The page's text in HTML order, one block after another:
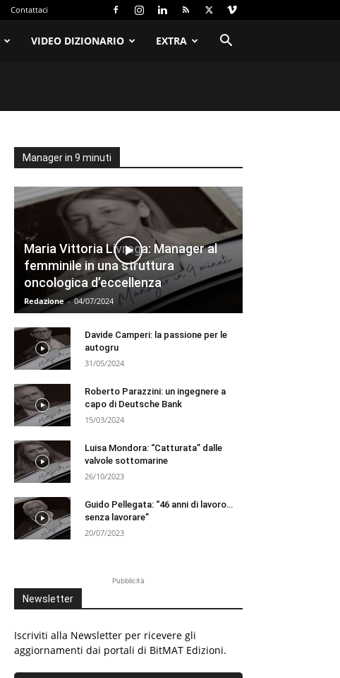
Contattaci
VIDEO DIZIONARIO EXTRA
Manager in 9 minuti
Maria Vittoria Livraga: Manager al
femminile in una struttura
oncologica d’eccellenza
Redazione - 04/07/2024
Davide Camperi: la passione per le
autogru
31/05/2024
Roberto Parazzini: un ingegnere a
capo di Deutsche Bank
15/03/2024
Luisa Mondora: “Catturata” dalle
valvole sottomarine
26/10/2023
Guido Pellegata: “46 anni di lavoro…
senza lavorare”
20/07/2023
Pubblicità
Newsletter
Iscriviti alla Newsletter per ricevere gli
aggiornamenti dai portali di BitMAT Edizioni.